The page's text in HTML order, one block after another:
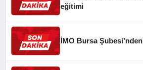
eğitimi
İMO Bursa